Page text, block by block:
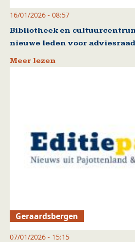
16/01/2026 - 08:57
Bibliotheek en
nieuwe leden voor adviesraad
Meer lezen
Geraardsbergen
07/01/2026 - 15:15